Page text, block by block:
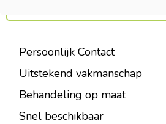
Persoonlijk Contact
Uitstekend vakmanschap
Behandeling op maat
Snel beschikbaar